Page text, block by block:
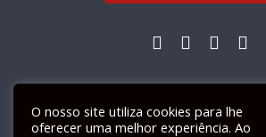
Livro de Reclamações
O nosso site utiliza cookies para lhe
oferecer uma melhor experiência. Ao